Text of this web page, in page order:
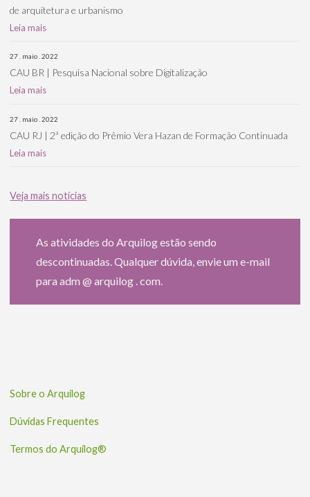
de arquitetura e urbanismo
Leia mais
27 . maio . 2022
CAU BR | Pesquisa Nacional sobre Digitalização
Leia mais
27 . maio . 2022
CAU RJ | 2ª edição do Prêmio Vera Hazan de Formação Continuada
Leia mais
Veja mais notícias
As atividades do Arquilog estão sendo
descontinuadas. Qualquer dúvida, envie um e-mail
para adm @ arquilog . com.
Sobre o Arquilog
Dúvidas Frequentes
Termos do Arquilog®